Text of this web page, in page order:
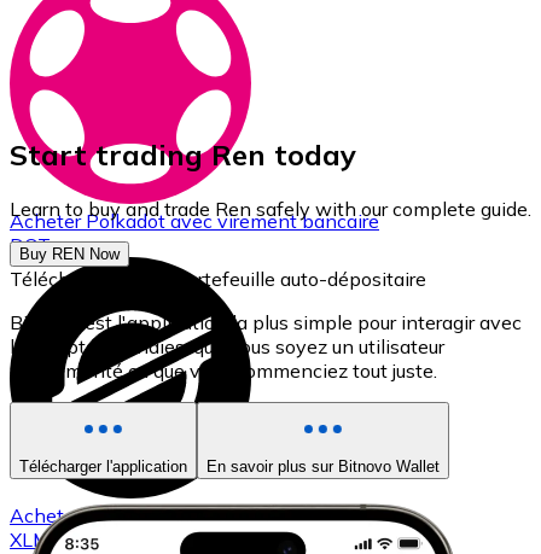
Acheter Polkadotavec virement bancaire
DOT
AcheterStellaravec virement bancaire
XLM
Start trading Ren today
Learn to buy and trade Ren safely with our complete guide.
Buy REN Now
Téléchargez notre portefeuille auto-dépositaire
Bitnovo est l'application la plus simple pour interagir avec
les cryptomonnaies, que vous soyez un utilisateur
expérimenté ou que vous commenciez tout juste.
Télécharger l'application En savoir plus sur Bitnovo Wallet